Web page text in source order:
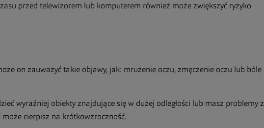
przed telewizorem lub komputerem również może zwiększyć ryzyko
on zauważyć takie objawy, jak: mrużenie oczu, zmęczenie oczu lub bóle
wyraźniej obiekty znajdujące się w dużej odległości lub masz problemy z
cierpisz na krótkowzroczność.